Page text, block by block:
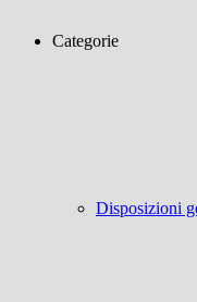
Categorie
Disposizioni